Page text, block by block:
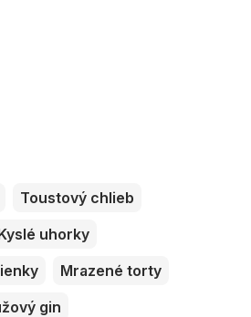
Toustový chlieb
uhorky
Mrazené torty
gin